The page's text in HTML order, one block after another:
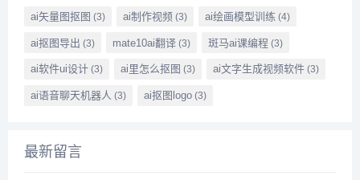
ai矢量图抠图 (3) ai制作视频(3) ai绘画模型训练 (4)
ai抠图导出 (3) mate10ai翻译(3) 斑马ai课编程 (3)
ai软件ui设计(3) ai里怎么抠图 (3) ai文字生成视频软件 (3)
ai语音聊天机器人 (3) ai抠图logo(3)
最新留言